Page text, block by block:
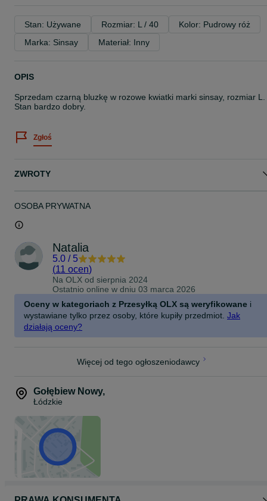
Stan: Używane Rozmiar: L / 40
Kolor: Pudrowy róż
Marka: Sinsay
Materiał: Inny
OPIS
Sprzedam czarną bluzkę w rozowe kwiatki marki sinsay, rozmiar L.
Stan bardzo dobry.
Zgłoś
ZWROTY
OSOBA PRYWATNA
Natalia
5.0 / 5
(11 ocen)
Na OLX od sierpnia 2024
Ostatnio online w dniu 03 marca 2026
Oceny w kategoriach z Przesyłką OLX są weryfikowane i
wystawiane tylko przez osoby, które kupiły przedmiot. Jak
działają oceny?
Więcej od tego ogłoszeniodawcy
Gołębiew Nowy,
Łódzkie